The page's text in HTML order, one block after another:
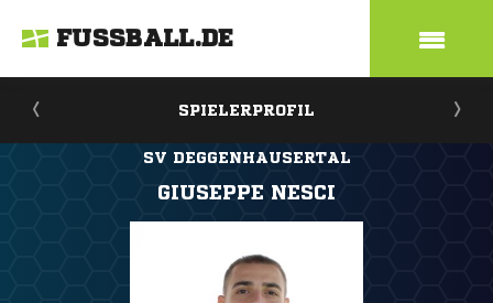
FUSSBALL.DE
SPIELERPROFIL
SV DEGGENHAUSERTAL
GIUSEPPE NESCI